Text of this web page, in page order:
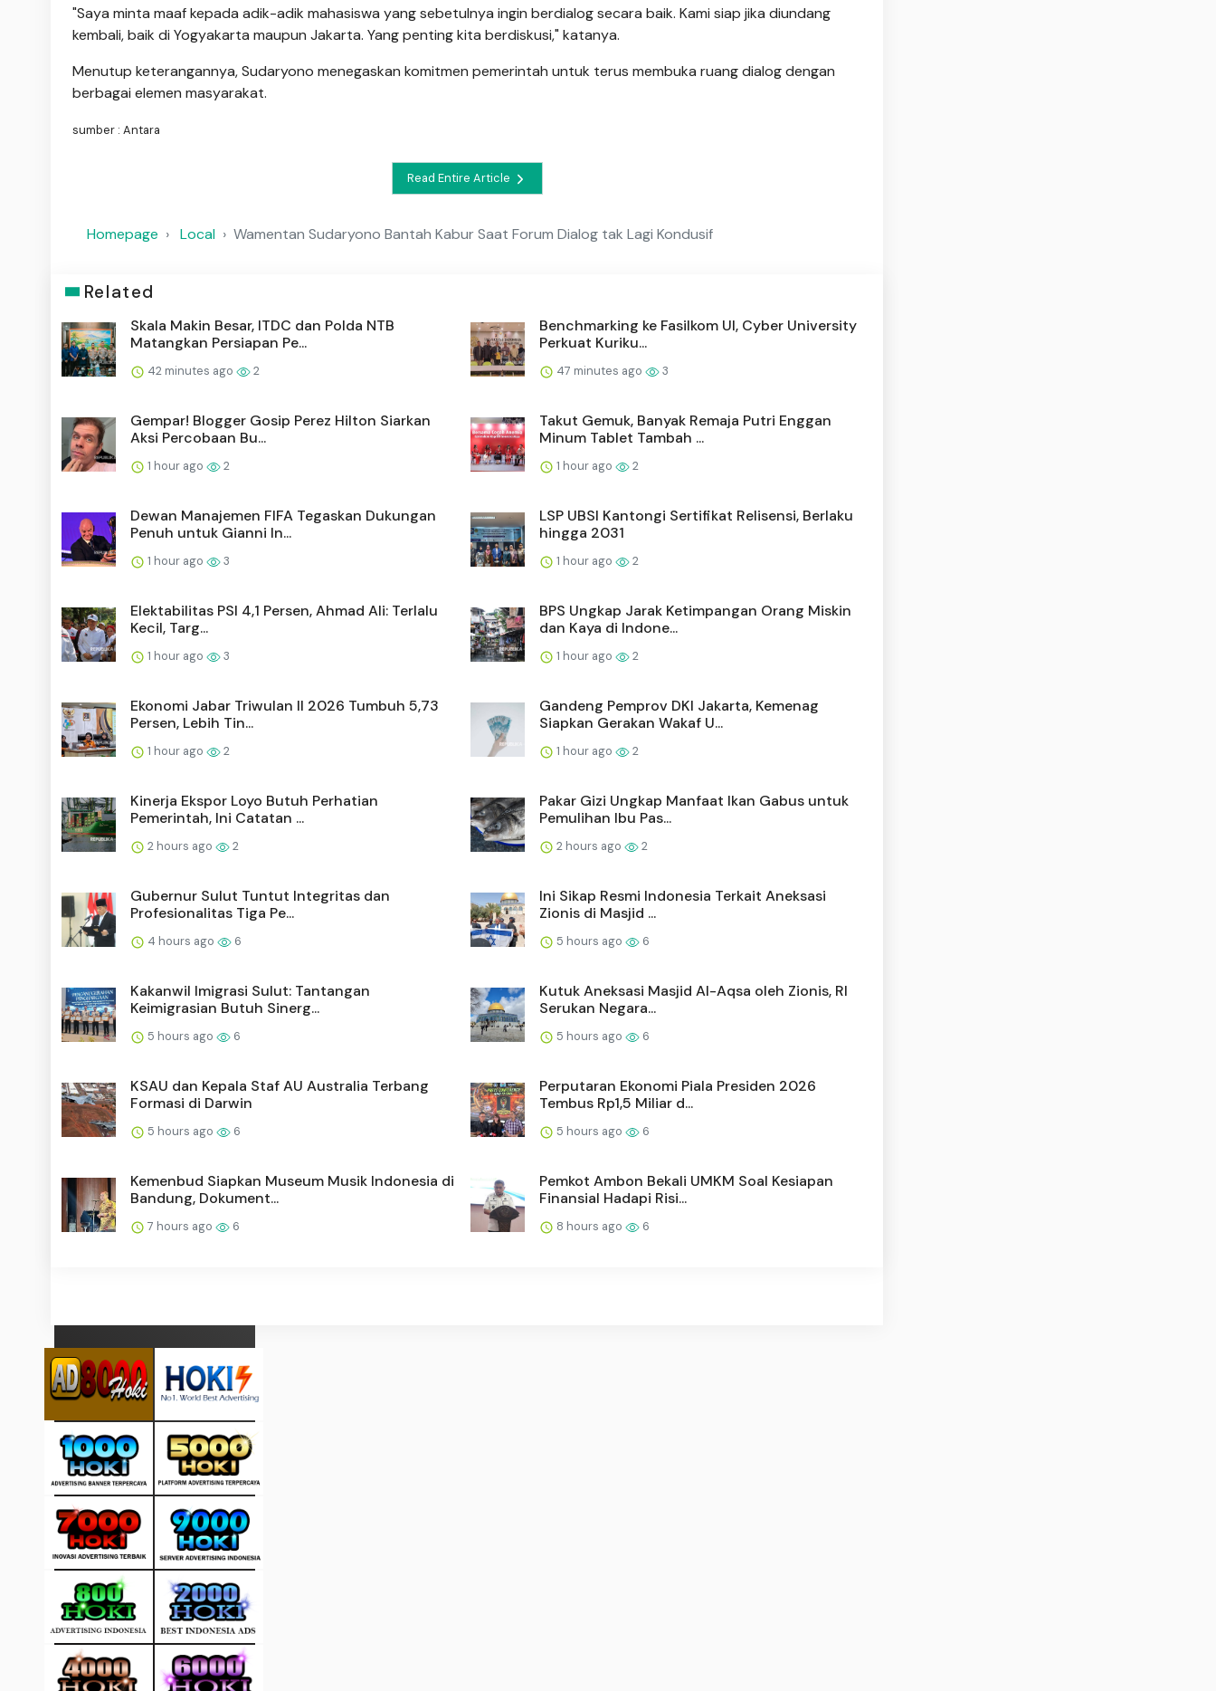
"Saya minta maaf kepada adik-adik mahasiswa yang sebetulnya ingin berdialog secara baik. Kami siap jika diundang
kembali, baik di Yogyakarta maupun Jakarta. Yang penting kita berdiskusi," katanya.
Menutup keterangannya, Sudaryono menegaskan komitmen pemerintah untuk terus membuka ruang dialog dengan
berbagai elemen masyarakat.
sumber : Antara
Read Entire Article
Homepage Local Wamentan Sudaryono Bantah Kabur Saat Forum Dialog tak Lagi Kondusif
Related
Skala Makin Besar, ITDC dan Polda NTB
Matangkan Persiapan Pe...
42 minutes ago 2
Benchmarking ke Fasilkom UI, Cyber University
Perkuat Kuriku...
47 minutes ago 3
Gempar! Blogger Gosip Perez Hilton Siarkan
Aksi Percobaan Bu...
1 hour ago 2
Takut Gemuk, Banyak Remaja Putri Enggan
Minum Tablet Tambah ...
1 hour ago 2
Dewan Manajemen FIFA Tegaskan Dukungan
Penuh untuk Gianni In...
1 hour ago 3
LSP UBSI Kantongi Sertifikat Relisensi, Berlaku
hingga 2031
1 hour ago 2
Elektabilitas PSI 4,1 Persen, Ahmad Ali: Terlalu
Kecil, Targ...
1 hour ago 3
BPS Ungkap Jarak Ketimpangan Orang Miskin
dan Kaya di Indone...
1 hour ago 2
Ekonomi Jabar Triwulan II 2026 Tumbuh 5,73
Persen, Lebih Tin...
1 hour ago 2
Gandeng Pemprov DKI Jakarta, Kemenag
Siapkan Gerakan Wakaf U...
1 hour ago 2
Kinerja Ekspor Loyo Butuh Perhatian
Pemerintah, Ini Catatan ...
2 hours ago 2
Pakar Gizi Ungkap Manfaat Ikan Gabus untuk
Pemulihan Ibu Pas...
2 hours ago 2
Gubernur Sulut Tuntut Integritas dan
Profesionalitas Tiga Pe...
4 hours ago 6
Ini Sikap Resmi Indonesia Terkait Aneksasi
Zionis di Masjid ...
5 hours ago 6
Kakanwil Imigrasi Sulut: Tantangan
Keimigrasian Butuh Sinerg...
5 hours ago 6
Kutuk Aneksasi Masjid Al-Aqsa oleh Zionis, RI
Serukan Negara...
5 hours ago 6
KSAU dan Kepala Staf AU Australia Terbang
Formasi di Darwin
5 hours ago 6
Perputaran Ekonomi Piala Presiden 2026
Tembus Rp1,5 Miliar d...
5 hours ago 6
Kemenbud Siapkan Museum Musik Indonesia di
Bandung, Dokument...
7 hours ago 6
Pemkot Ambon Bekali UMKM Soal Kesiapan
Finansial Hadapi Risi...
8 hours ago 6